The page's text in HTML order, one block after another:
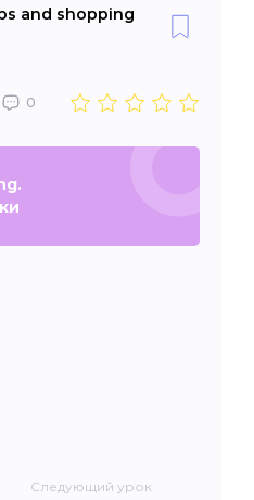
and shopping
0
Следующий урок